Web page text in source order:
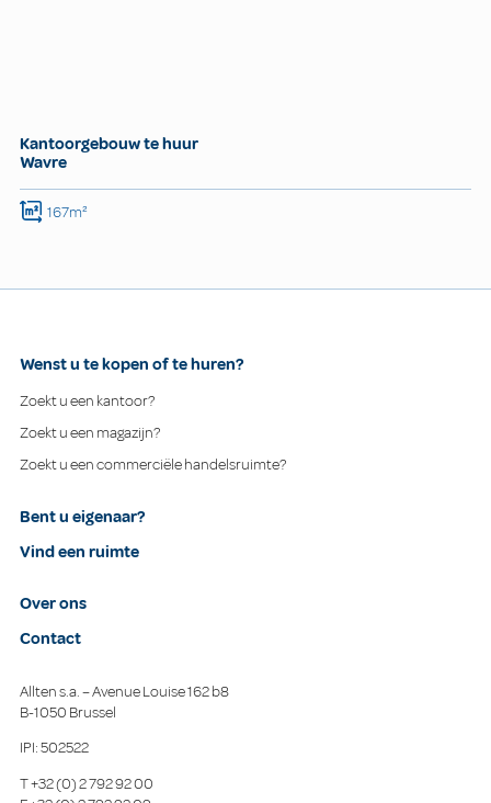
Kantoorgebouw te huur
Wavre
167m²
Wenst u te kopen of te huren?
Zoekt u een kantoor?
Zoekt u een magazijn?
Zoekt u een commerciële handelsruimte?
Bent u eigenaar?
Vind een ruimte
Over ons
Contact
Allten s.a. – Avenue Louise 162 b8
B-1050 Brussel
IPI: 502522
T+32 (0) 2 792 92 00